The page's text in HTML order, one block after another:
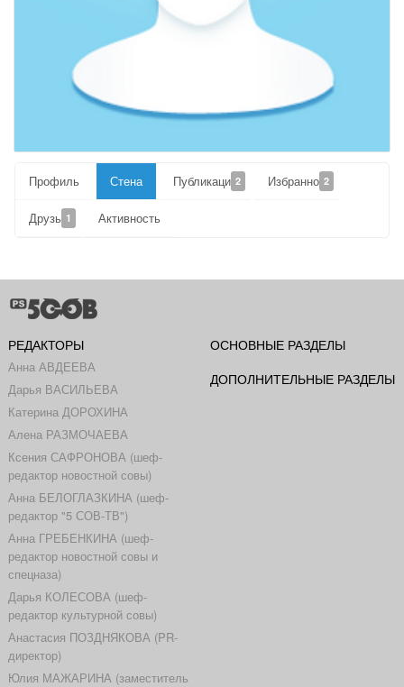
Профиль Стена Публикации2 Избранное2
Друзья1 Активность
РЕДАКТОРЫ
Анна АВДЕЕВА
Дарья ВАСИЛЬЕВА
Катерина ДОРОХИНА
Алена РАЗМОЧАЕВА
Ксения САФРОНОВА (шеф-
редактор новостной совы)
Анна БЕЛОГЛАЗКИНА (шеф-
редактор "5 СОВ-ТВ")
Анна ГРЕБЕНКИНА (шеф-
редактор новостной совы и
спецназа)
Дарья КОЛЕСОВА (шеф-
редактор культурной совы)
Анастасия ПОЗДНЯКОВА (PR-
директор)
Юлия МАЖАРИНА (заместитель
ОСНОВНЫЕ РАЗДЕЛЫ
ДОПОЛНИТЕЛЬНЫЕ РАЗДЕЛЫ